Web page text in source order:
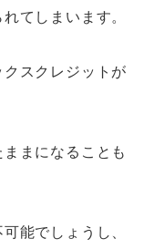
てしまいます。
スクレジットが
まになることも
能でしょうし、